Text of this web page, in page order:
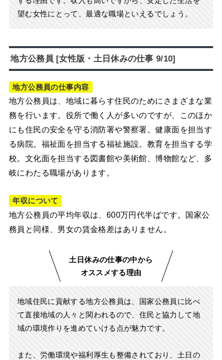
望む女性にとって、最適な職場といえるでしょう。
地方公務員 [女性版・土日休みの仕事 9/10]
地方公務員の仕事内容
地方公務員は、地域に暮らす住民のためにさまざまな業
務を行います。役所で働く人が多いのですが、このほか
にも住民の安全を守る消防署や警察署。健康面を担当す
る病院。福祉面を担当する福祉施設。教育を担当する学
校。文化面を担当する図書館や美術館、博物館など、多
岐にわたる職場があります。
年収について
地方公務員の平均年収は、600万円代半ばです。国家公
務員と同様、男女の賃金格差はありません。
土日休みの仕事の中から
オススメする理由
地域住民に貢献する地方公務員は、国家公務員に比べ
て直接地域の人々と関われるので、住民と協力して地
域の環境作りを進めていける点が魅力です。
また、労働環境や福利厚生も整備されており、土日の